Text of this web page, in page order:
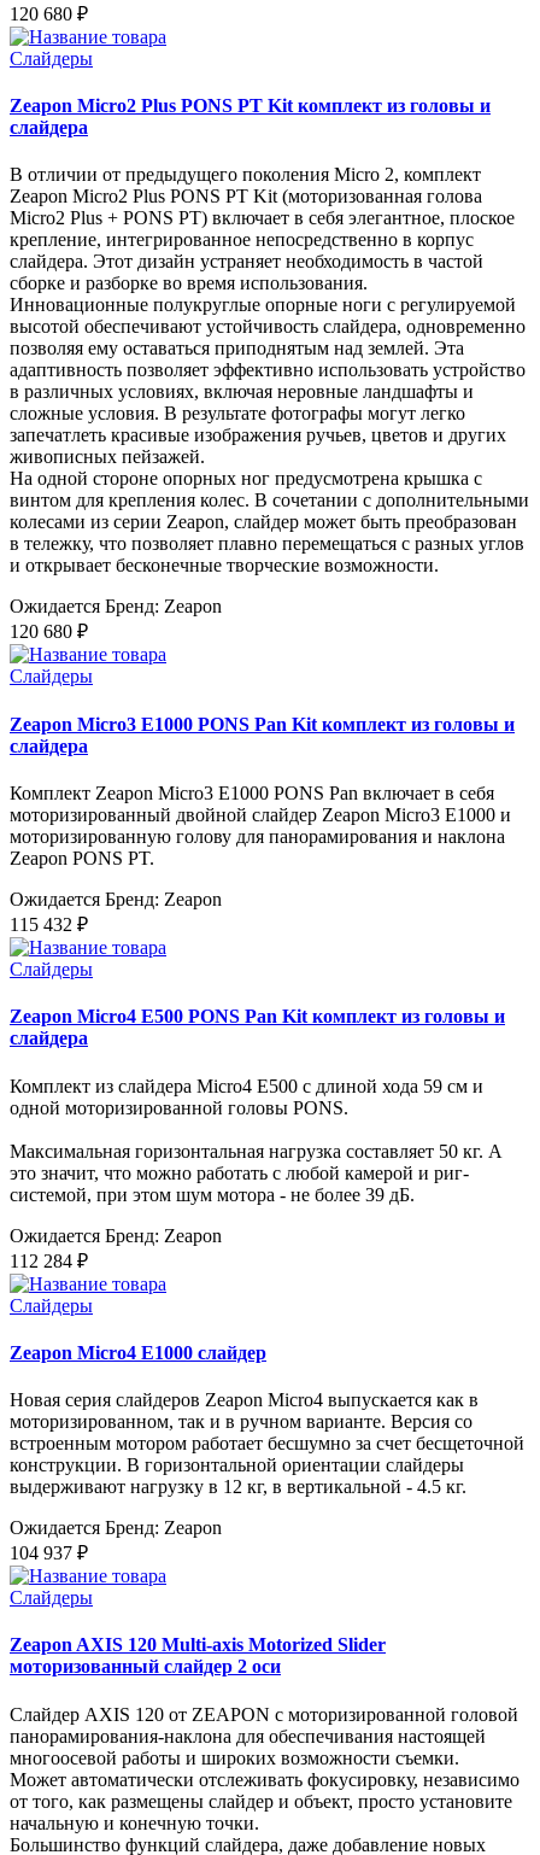
120 680 ₽
Слайдеры
Zeapon Micro2 Plus PONS PT Kit комплект из головы и
слайдера
В отличии от предыдущего поколения Micro 2, комплект
Zeapon Micro2 Plus PONS PT Kit (моторизованная голова
Micro2 Plus + PONS PT) включает в себя элегантное, плоское
крепление, интегрированное непосредственно в корпус
слайдера. Этот дизайн устраняет необходимость в частой
сборке и разборке во время использования.
Инновационные полукруглые опорные ноги с регулируемой
высотой обеспечивают устойчивость слайдера, одновременно
позволяя ему оставаться приподнятым над землей. Эта
адаптивность позволяет эффективно использовать устройство
в различных условиях, включая неровные ландшафты и
сложные условия. В результате фотографы могут легко
запечатлеть красивые изображения ручьев, цветов и других
живописных пейзажей.
На одной стороне опорных ног предусмотрена крышка с
винтом для крепления колес. В сочетании с дополнительными
колесами из серии Zeapon, слайдер может быть преобразован
в тележку, что позволяет плавно перемещаться с разных углов
и открывает бесконечные творческие возможности.
Ожидается Бренд: Zeapon
120 680 ₽
Слайдеры
Zeapon Micro3 E1000 PONS Pan Kit комплект из головы и
слайдера
Комплект Zeapon Micro3 E1000 PONS Pan включает в себя
моторизированный двойной слайдер Zeapon Micro3 E1000 и
моторизированную голову для панорамирования и наклона
Zeapon PONS PT.
Ожидается Бренд: Zeapon
115 432 ₽
Слайдеры
Zeapon Micro4 E500 PONS Pan Kit комплект из головы и
слайдера
Комплект из слайдера Micro4 E500 с длиной хода 59 см и
одной моторизированной головы PONS.
Максимальная горизонтальная нагрузка составляет 50 кг. А
это значит, что можно работать с любой камерой и риг-
системой, при этом шум мотора - не более 39 дБ.
Ожидается Бренд: Zeapon
112 284 ₽
Слайдеры
Zeapon Micro4 E1000 слайдер
Новая серия слайдеров Zeapon Micro4 выпускается как в
моторизированном, так и в ручном варианте. Версия со
встроенным мотором работает бесшумно за счет бесщеточной
конструкции. В горизонтальной ориентации слайдеры
выдерживают нагрузку в 12 кг, в вертикальной - 4.5 кг.
Ожидается Бренд: Zeapon
104 937 ₽
Слайдеры
Zeapon AXIS 120 Multi-axis Motorized Slider
моторизованный слайдер 2 оси
Слайдер AXIS 120 от ZEAPON с моторизированной головой
панорамирования-наклона для обеспечивания настоящей
многоосевой работы и широких возможности съемки.
Может автоматически отслеживать фокусировку, независимо
от того, как размещены слайдер и объект, просто установите
начальную и конечную точки.
Большинство функций слайдера, даже добавление новых